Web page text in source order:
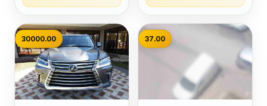
ready to be used,
is in perfect condition
and very low mileage
sati...
30000.00 37.00